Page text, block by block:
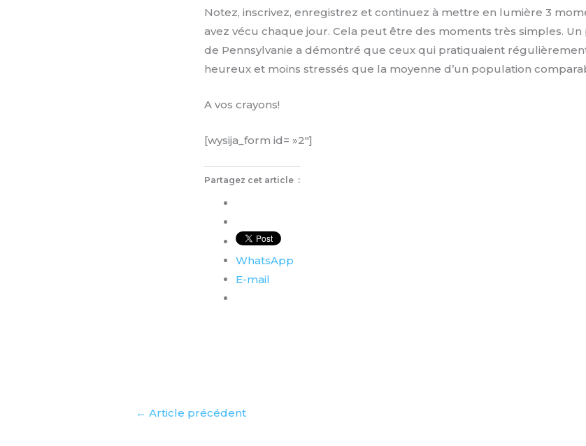
Notez, inscrivez, enregistrez et continuez à mettre en lumière 3
avez vécu chaque jour. Cela peut être des moments très simples. Un
de Pennsylvanie a démontré que ceux qui pratiquaient
heureux et moins stressés que la moyenne d’un population
A vos crayons!
[wysija_form id= »2″]
Partagez cet article :
WhatsApp
E-mail
← Article précédent